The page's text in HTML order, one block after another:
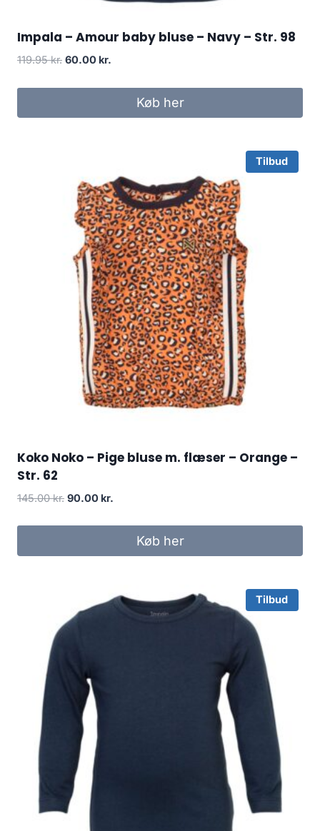
Impala – Amour baby bluse – Navy – Str. 98
119.95kr. Original
was:
60.00 kr.
is:
60.00 kr..Køb her
Tilbud
Koko Noko – Pige bluse m. flæser – Orange –
Str. 62
145.00kr. Original
90.00 kr.
90.00 kr..
Køb her
Tilbud